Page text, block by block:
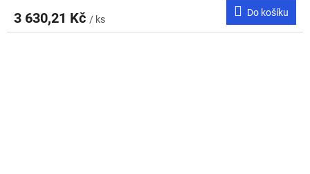
3 630,21 Kč / ks
Do košíku